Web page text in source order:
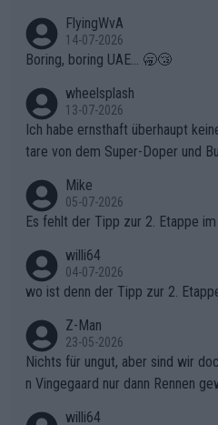
FlyingWvA
14-07-2026
Boring, boring UAE... 🥱😴
wheelsplash
13-07-2026
Ich habe ernsthaft überhaupt
tare von dem Super-Doper und
r die gehört nicht in dieses
Mike
05-07-2026
Es fehlt der Tipp zur 2. Etappe im
willi64
04-07-2026
wo ist denn der Tipp zur 2.
Z-Man
23-05-2026
Nichts für ungut, aber sind wir
n Vingegaard nur dann Rennen
willi64